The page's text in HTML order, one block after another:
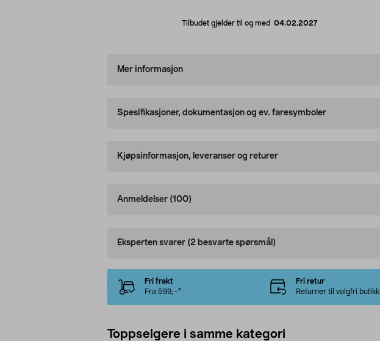
Tilbudet gjelder til og med 04.02.2027
Mer informasjon
Spesifikasjoner, dokumentasjon og ev. faresymboler
Kjøpsinformasjon, leveranser og returer
Anmeldelser (100)
Eksperten svarer (2 besvarte spørsmål)
Fri frakt
Fra 599,–*
Fri retur
Returner til valgfri butikk
Toppselgere i samme kategori